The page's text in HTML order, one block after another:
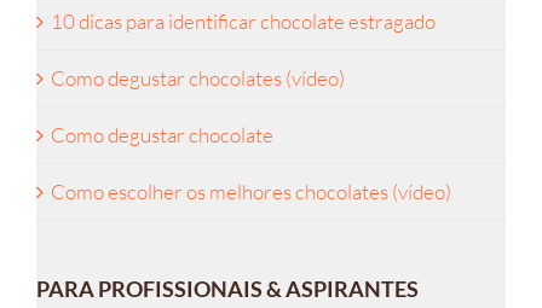
10 dicas para identificar chocolate estragado
Como degustar chocolates (vídeo)
Como degustar chocolate
Como escolher os melhores chocolates (vídeo)
PARA PROFISSIONAIS & ASPIRANTES